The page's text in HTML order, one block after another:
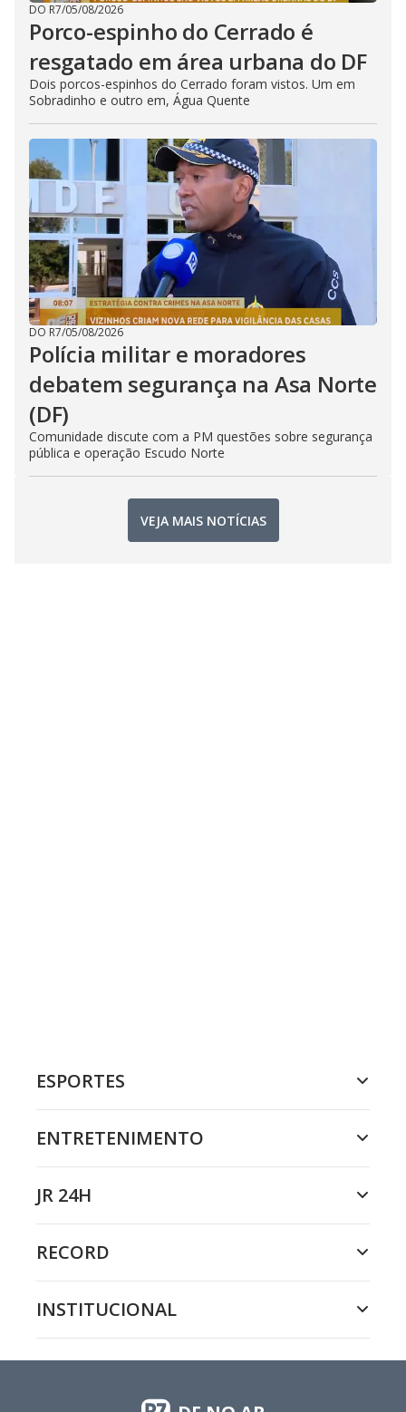
DO R7/05/08/2026
Porco-espinho do Cerrado é
resgatado em área urbana do DF
Dois porcos-espinhos do Cerrado foram vistos. Um em
Sobradinho e outro em, Água Quente
DO R7/05/08/2026
Polícia militar e moradores
debatem segurança na Asa Norte
(DF)
Comunidade discute com a PM questões sobre segurança
pública e operação Escudo Norte
VEJA MAIS NOTÍCIAS
ESPORTES
ENTRETENIMENTO
JR 24H
RECORD
INSTITUCIONAL